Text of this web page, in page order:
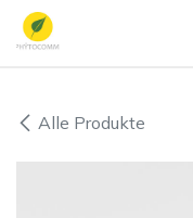
Zum Inhalt springen
Alle Produkte